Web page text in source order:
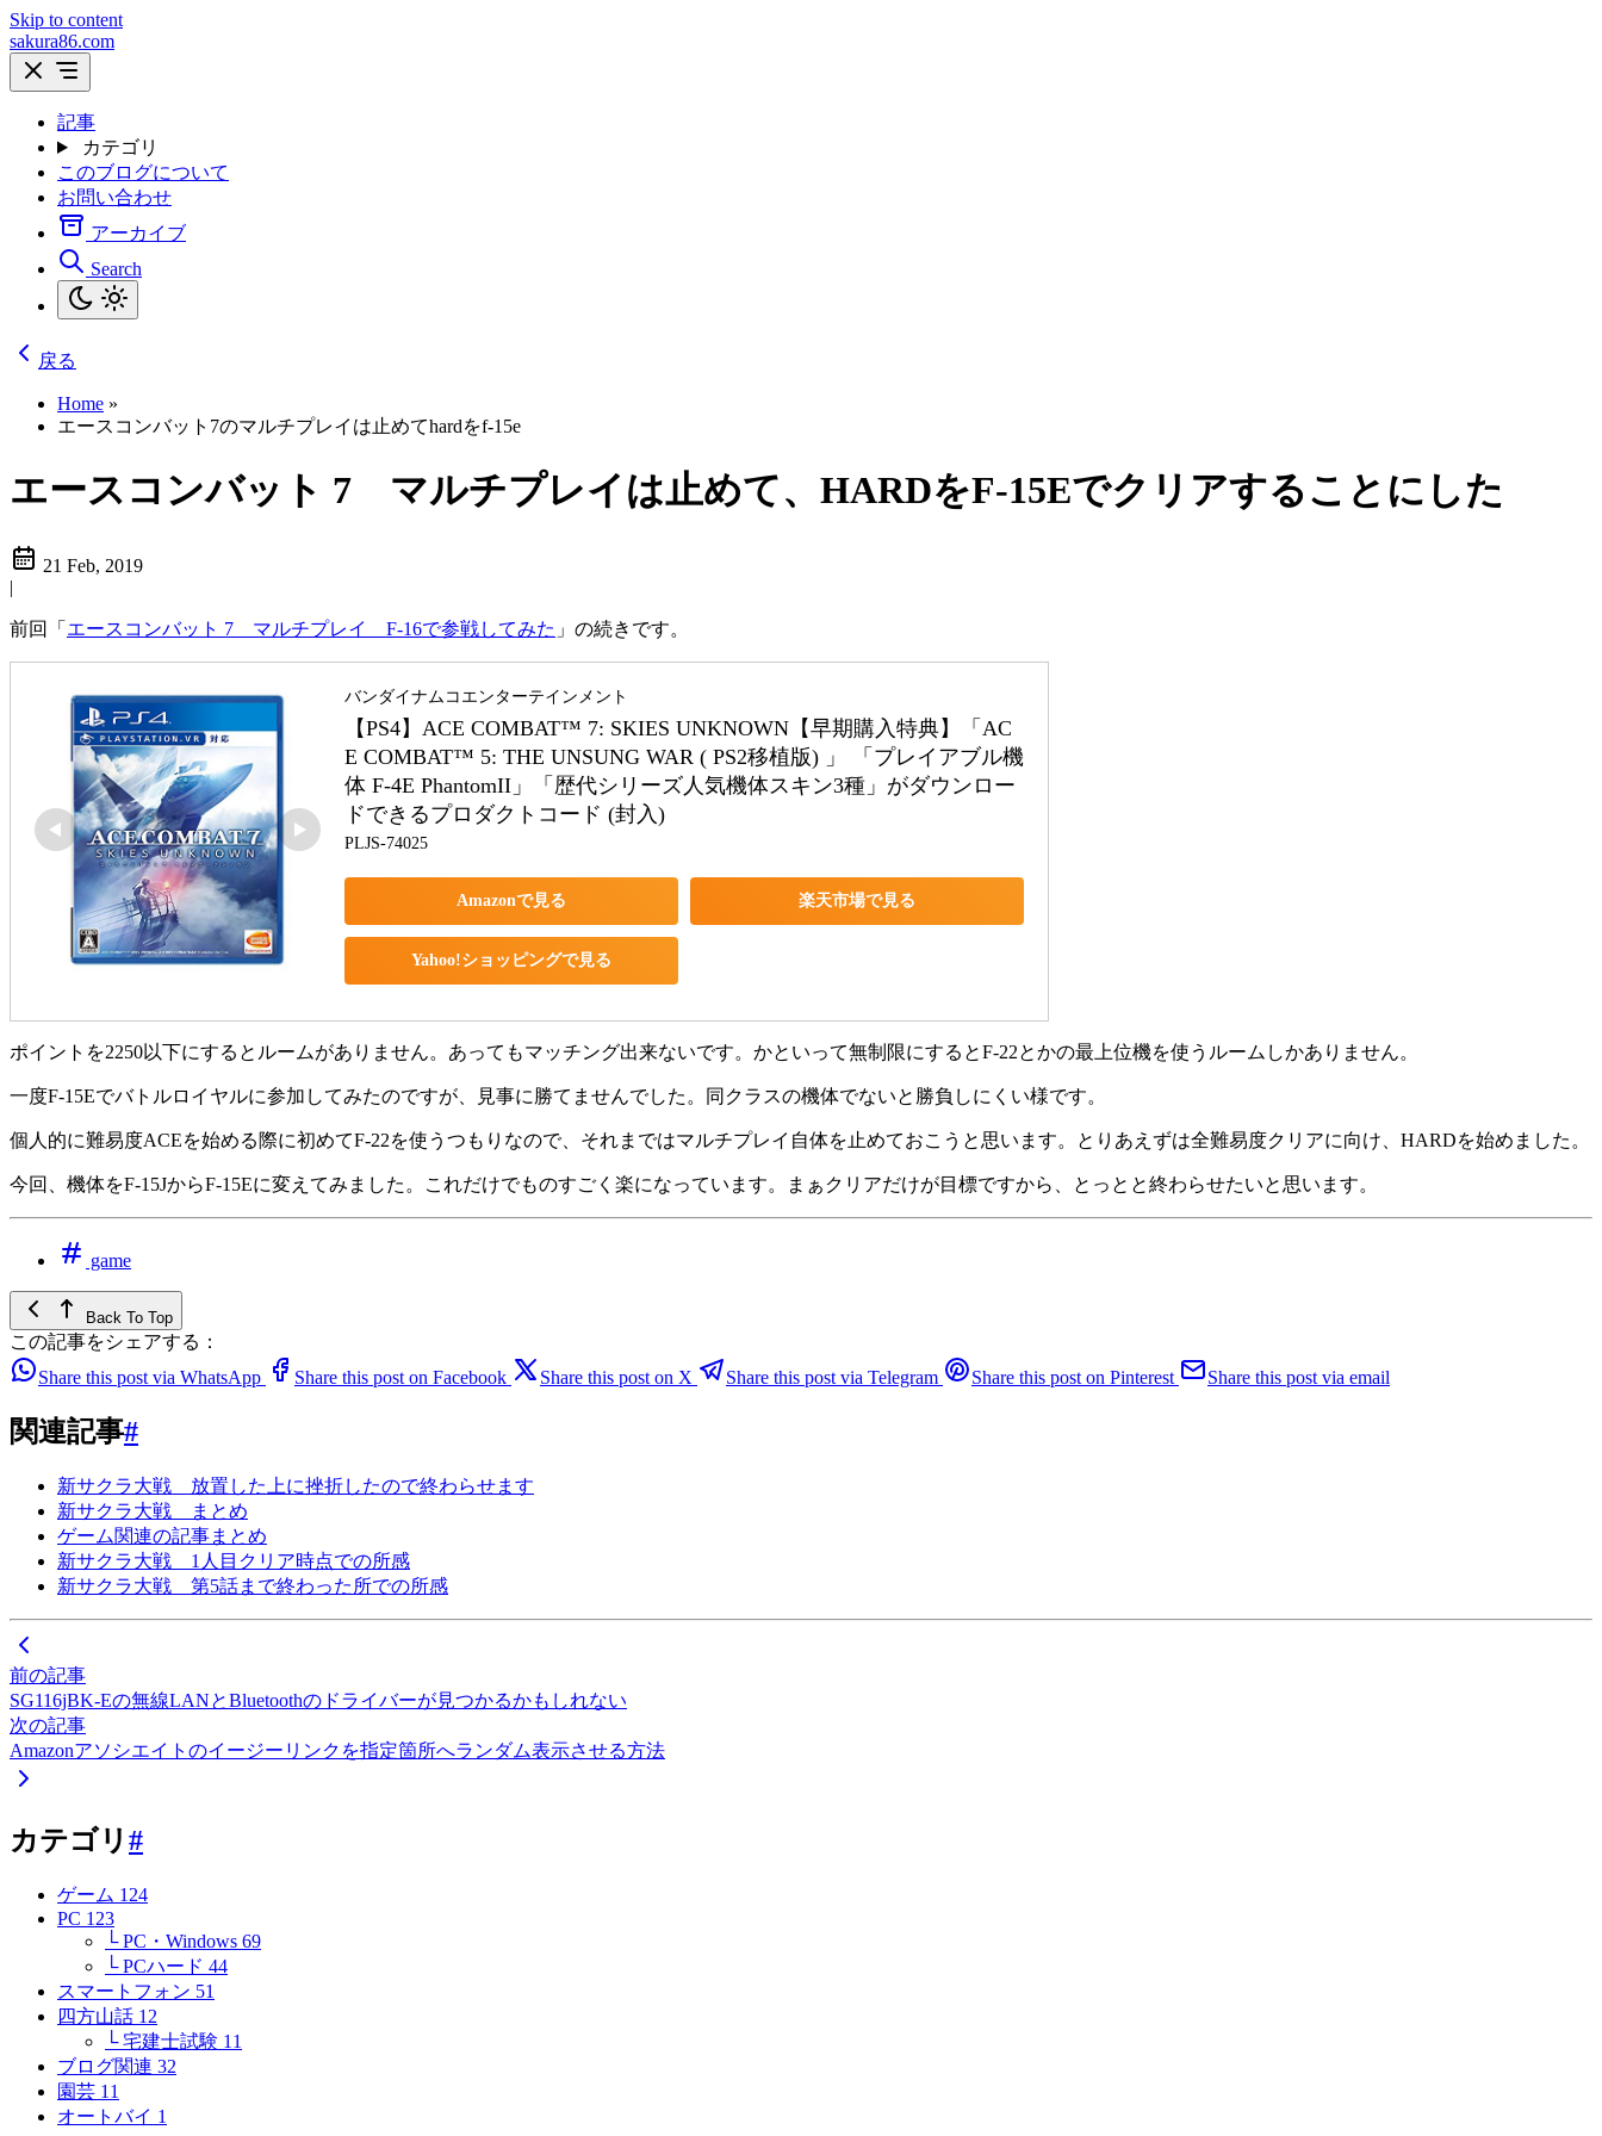
Skip to content
sakura86.com
記事
カテゴリ
このブログについて
お問い合わせ
アーカイブ
Search
戻る
Home »
エースコンバット7のマルチプレイは止めてhardをf-15e
エースコンバット 7 マルチプレイは止めて、HARDをF-15Eでクリアすることにした
21 Feb, 2019
|
前回「 エースコンバット 7 マルチプレイ F-16で参戦してみた 」の続きです。
バンダイナムコエンターテインメント
【PS4】ACE COMBAT™ 7: SKIES UNKNOWN【早期購入特典】「AC
E COMBAT™ 5: THE UNSUNG WAR ( PS2移植版) 」 「プレイアブル機
体 F-4E PhantomII」「歴代シリーズ人気機体スキン3種」がダウンロー
ドできるプロダクトコード (封入)
PLJS-74025
Amazonで見る 楽天市場で見る
Yahoo!ショッピングで見る
ポイントを2250以下にするとルームがありません。あってもマッチング出来ないです。かといって無制限にするとF-22とかの最上位機を使うルームしかありません。
一度F-15Eでバトルロイヤルに参加してみたのですが、見事に勝てませんでした。同クラスの機体でないと勝負しにくい様です。
個人的に難易度ACEを始める際に初めてF-22を使うつもりなので、それまではマルチプレイ自体を止めておこうと思います。とりあえずは全難易度クリアに向け、HARDを始めました。
今回、機体をF-15JからF-15Eに変えてみました。これだけでものすごく楽になっています。まぁクリアだけが目標ですから、とっとと終わらせたいと思います。
game
Back To Top
この記事をシェアする：
Share this post via WhatsApp
Share this post on Facebook Share this post on X Share this post via Telegram Share this post on Pinterest Share this post via email
関連記事#
新サクラ大戦 放置した上に挫折したので終わらせます
新サクラ大戦 まとめ
ゲーム関連の記事まとめ
新サクラ大戦 1人目クリア時点での所感
新サクラ大戦 第5話まで終わった所での所感
前の記事
SG116jBK-Eの無線LANとBluetoothのドライバーが見つかるかもしれない
次の記事
Amazonアソシエイトのイージーリンクを指定箇所へランダム表示させる方法
カテゴリ #
ゲーム 124
PC 123
└ PC・Windows 69
└ PCハード 44
スマートフォン 51
四方山話 12
└ 宅建士試験 11
ブログ関連 32
園芸 11
オートバイ 1